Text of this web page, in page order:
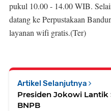
pukul 10.00 - 14.00 WIB.
datang ke Perpustakaan
layanan wifi gratis.(Ter)
Artikel Selanjutnya
Presiden Jokowi Lantik
BNPB